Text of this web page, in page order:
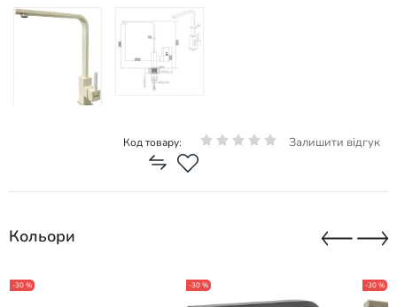
Код товару: Залишити відгук
Кольори
-30 % -30 % -30 %